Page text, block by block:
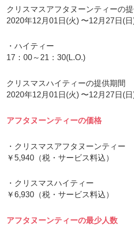
クリスマスアフタヌーンティーの
2020年12月01日(火) 〜12月27日(
・ハイティー
17：00～21：30(L.O.)
クリスマスハイティーの提供期間
2020年12月01日(火) 〜12月27日(
アフタヌーンティーの価格
・クリスマスアフタヌーンティー
￥5,940（税・サービス料込）
・クリスマスハイティー
￥6,930（税・サービス料込）
アフタヌーンティーの最少人数